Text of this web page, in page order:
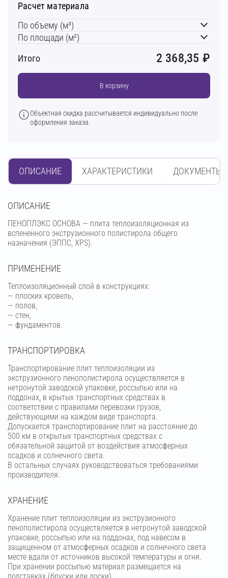
Расчет материала
По объему (м³)
По площади (м²)
Итого
2 368,35 ₽
В корзину
Объектная скидка рассчитывается индивидуально после
оформления заказа.
ОПИСАНИЕ ХАРАКТЕРИСТИКИ ДОКУМЕНТЫ
OПИСАНИЕ
ПЕНОПЛЭКС ОСНОВА — плита теплоизоляционная из
вспененного экструзионного полистирола общего
назначения (ЭППС, XPS).
ПРИМЕНЕНИЕ
Теплоизоляционный слой в конструкциях:
— плоских кровель,
— полов,
— стен,
— фундаментов.
ТРАНСПОРТИРОВКА
Транспортирование плит теплоизоляции из
экструзионного пенополистирола осуществляется в
нетронутой заводской упаковке, россыпью или на
поддонах, в крытых транспортных средствах в
соответствии с правилами перевозки грузов,
действующими на каждом виде транспорта.
Допускается транспортирование плит на расстояние до
500 км в открытых транспортных средствах с
обязательной защитой от воздействия атмосферных
осадков и солнечного света.
В остальных случаях руководствоваться требованиями
производителя.
ХРАНЕНИЕ
Хранение плит теплоизоляции из экструзионного
пенополистирола осуществляется в нетронутой заводской
упаковке, россыпью или на поддонах, под навесом в
защищенном от атмосферных осадков и солнечного света
месте вдали от источников высокой температуры и огня.
При хранении россыпью материал размещается на